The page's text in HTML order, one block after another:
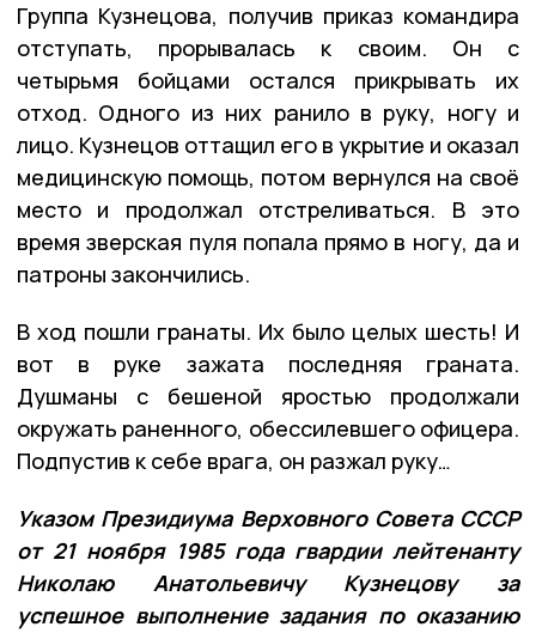
Группа Кузнецова, получив приказ командира
отступать, прорывалась к своим. Он с
четырьмя бойцами остался прикрывать их
отход. Одного из них ранило в руку, ногу и
лицо. Кузнецов оттащил его в укрытие и оказал
медицинскую помощь, потом вернулся на своё
место и продолжал отстреливаться. В это
время зверская пуля попала прямо в ногу, да и
патроны закончились.
В ход пошли гранаты. Их было целых шесть! И
вот в руке зажата последняя граната.
Душманы с бешеной яростью продолжали
окружать раненного, обессилевшего офицера.
Подпустив к себе врага, он разжал руку…
Указом Президиума Верховного Совета СССР
от 21 ноября 1985 года гвардии лейтенанту
Николаю Анатольевичу Кузнецову за
успешное выполнение задания по оказанию